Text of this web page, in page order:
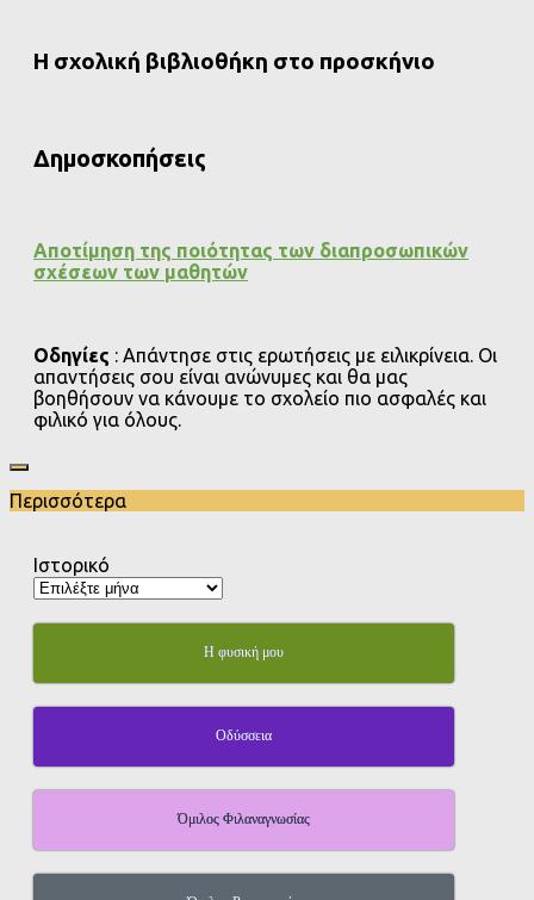
Η σχολική βιβλιοθήκη στο προσκήνιο
Δημοσκοπήσεις
Αποτίμηση της ποιότητας των διαπροσωπικών
σχέσεων των μαθητών
Οδηγίες : Απάντησε στις ερωτήσεις με ειλικρίνεια. Οι
απαντήσεις σου είναι ανώνυμες και θα μας
βοηθήσουν να κάνουμε το σχολείο πιο ασφαλές και
φιλικό για όλους.
Περισσότερα
Ιστορικό
Η φυσική μου
Οδύσσεια
Όμιλος Φιλαναγνωσίας